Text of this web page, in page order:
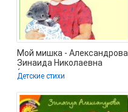
Мой мишка - Александрова
Зинаида Николаевна
(читать книги полностью
без
Детские стихи